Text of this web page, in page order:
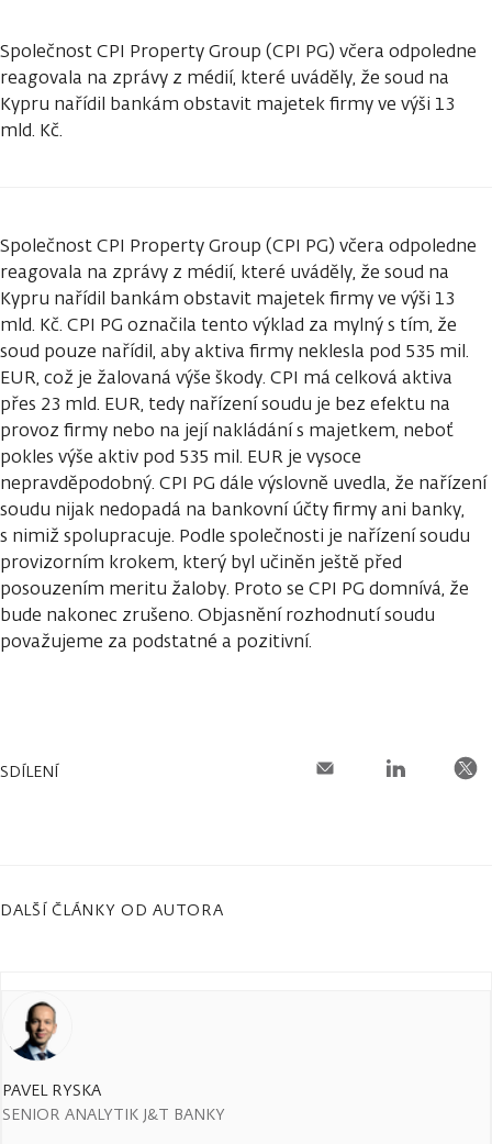
Společnost CPI Property Group (CPI PG) včera odpoledne
reagovala na zprávy z médií, které uváděly, že soud na
Kypru nařídil bankám obstavit majetek firmy ve výši 13
mld. Kč.
Společnost CPI Property Group (CPI PG) včera odpoledne
reagovala na zprávy z médií, které uváděly, že soud na
Kypru nařídil bankám obstavit majetek firmy ve výši 13
mld. Kč. CPI PG označila tento výklad za mylný s tím, že
soud pouze nařídil, aby aktiva firmy neklesla pod 535 mil.
EUR, což je žalovaná výše škody. CPI má celková aktiva
přes 23 mld. EUR, tedy nařízení soudu je bez efektu na
provoz firmy nebo na její nakládání s majetkem, neboť
pokles výše aktiv pod 535 mil. EUR je vysoce
nepravděpodobný. CPI PG dále výslovně uvedla, že nařízení
soudu nijak nedopadá na bankovní účty firmy ani banky,
s nimiž spolupracuje. Podle společnosti je nařízení soudu
provizorním krokem, který byl učiněn ještě před
posouzením meritu žaloby. Proto se CPI PG domnívá, že
bude nakonec zrušeno. Objasnění rozhodnutí soudu
považujeme za podstatné a pozitivní.
SDÍLENÍ
DALŠÍ ČLÁNKY OD AUTORA
PAVEL RYSKA
SENIOR ANALYTIK J&T BANKY